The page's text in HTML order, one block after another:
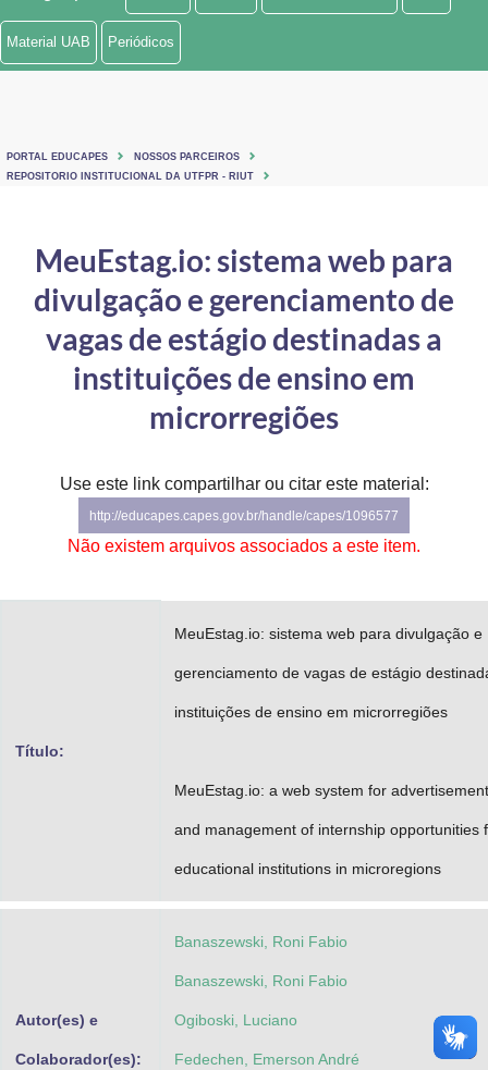
Ministério de Minas e Energia
Ministério do Turismo
Controladoria-Geral da União
Ministério da Mulher, da Família e dos Direitos Humanos
Secretaria-Geral
Advocacia-Geral da União
Banco Central do Brasil
Planalto
Material UAB Periódicos
PORTAL EDUCAPES
NOSSOS PARCEIROS
REPOSITORIO INSTITUCIONAL DA UTFPR - RIUT
MeuEstag.io: sistema web para
divulgação e gerenciamento de
vagas de estágio destinadas a
instituições de ensino em
microrregiões
Use este link compartilhar ou citar este material:
http://educapes.capes.gov.br/handle/capes/1096577
Não existem arquivos associados a este item.
Título:
MeuEstag.io: sistema web para divulgação e
gerenciamento de vagas de estágio
instituições de ensino em microrregiões
MeuEstag.io: a web system for advertisement
and management of internship opportunities
educational institutions in microregions
Autor(es) e
Colaborador(es):
Banaszewski, Roni Fabio
Banaszewski, Roni Fabio
Ogiboski, Luciano
Fedechen, Emerson André